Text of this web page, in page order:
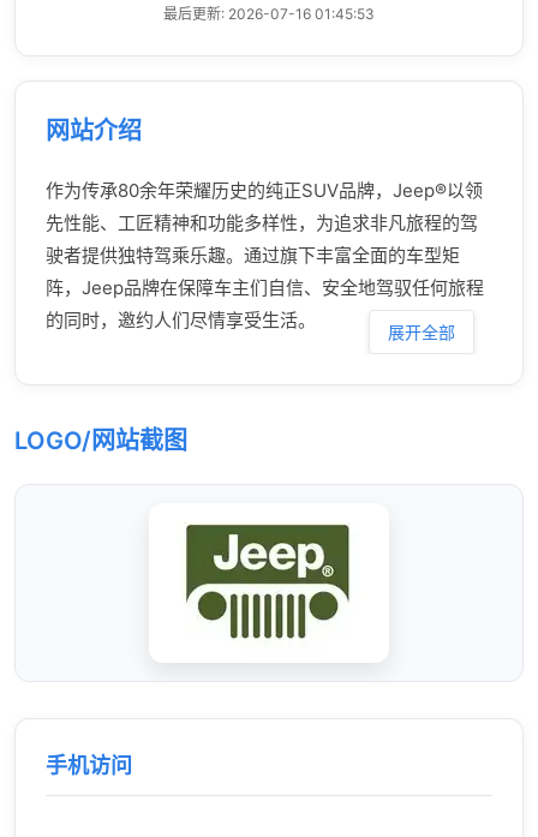
最后更新: 2026-07-16 01:45:53
网站介绍
作为传承80余年荣耀历史的纯正SUV品牌，Jeep®以领
先性能、工匠精神和功能多样性，为追求非凡旅程的驾
驶者提供独特驾乘乐趣。通过旗下丰富全面的车型矩
阵，Jeep品牌在保障车主们自信、安全地驾驭任何旅程
的同时，邀约人们尽情享受生活。
展开全部
LOGO/网站截图
手机访问